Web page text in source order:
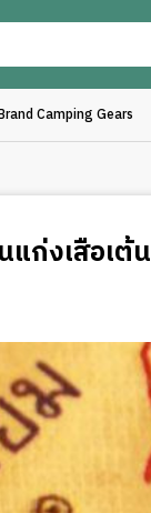
Camping Gears
ก่งเสือเต้น